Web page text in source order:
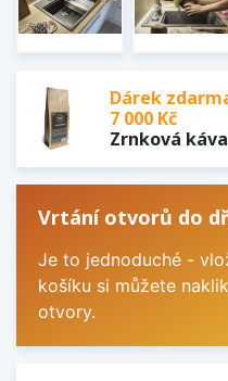
Dárek
7 000 Kč
Zrnková
Vrtání otvorů do
Je to jednoduché -
košíku si můžete
otvory.